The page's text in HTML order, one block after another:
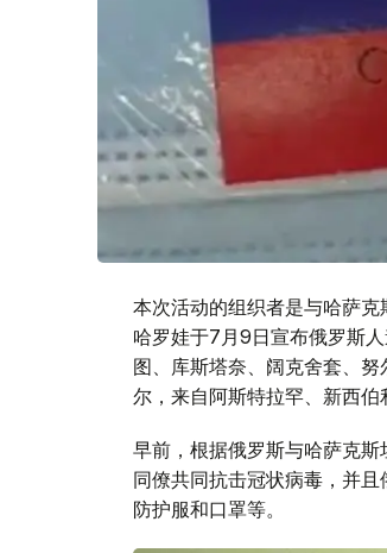
本次活动的组织者是与哈萨
哈罗娃于7月9日宣布俄罗斯
图、库斯塔奈、阔克舍套、
尔，来自阿斯特拉罕、新西伯
早前，根据俄罗斯与哈萨克
同僚共同抗击冠状病毒，并
防护服和口罩等。